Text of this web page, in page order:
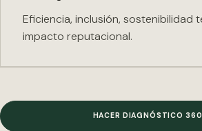
Eficiencia, inclusión, sostenibilidad
impacto reputacional.
HACER DIAGNÓSTICO 360